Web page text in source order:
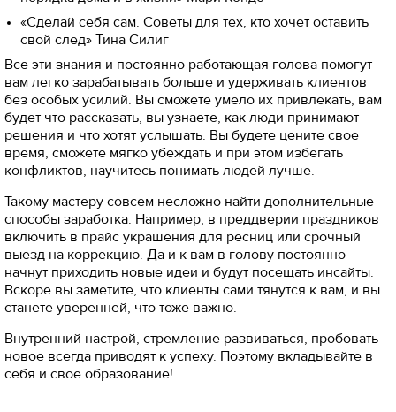
«Сделай себя сам. Советы для тех, кто хочет оставить
свой след» Тина Силиг
Все эти знания и постоянно работающая голова помогут
вам легко зарабатывать больше и удерживать клиентов
без особых усилий. Вы сможете умело их привлекать, вам
будет что рассказать, вы узнаете, как люди принимают
решения и что хотят услышать. Вы будете цените свое
время, сможете мягко убеждать и при этом избегать
конфликтов, научитесь понимать людей лучше.
Такому мастеру совсем несложно найти дополнительные
способы заработка. Например, в преддверии праздников
включить в прайс украшения для ресниц или срочный
выезд на коррекцию. Да и к вам в голову постоянно
начнут приходить новые идеи и будут посещать инсайты.
Вскоре вы заметите, что клиенты сами тянутся к вам, и вы
станете уверенней, что тоже важно.
Внутренний настрой, стремление развиваться, пробовать
новое всегда приводят к успеху. Поэтому вкладывайте в
себя и свое образование!